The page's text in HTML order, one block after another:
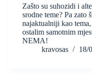
Zašto su suhozidi i
srodne teme? Pa zato
najaktualniji kao
ostalim samotnim
NEMA!
kravosas
18/